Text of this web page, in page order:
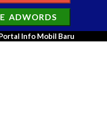
ADWORDS
Info Mobil Baru